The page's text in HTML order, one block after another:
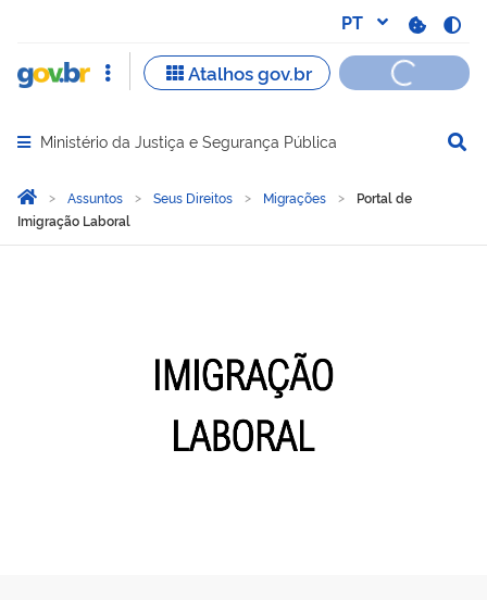
Abrir menu principal de navegação
Ministério da Justiça e Segurança Pública
Você está aqui:
Página Inicial
Assuntos Seus Direitos Migrações
Portal de
Imigração Laboral